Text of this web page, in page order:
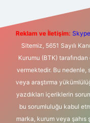
Reklam ve İletişim:
Sitemiz, 5651 Sayılı
Kurumu (BTK)
vermektedir. Bu
veya araştırma
yazdıkları içeriklerin
bu sorumluluğu kabul
marka, kurum veya şahıs